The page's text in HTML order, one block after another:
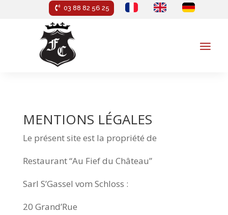
03 88 82 56 25
MENTIONS LÉGALES
Le présent site est la propriété de
Restaurant “Au Fief du Château”
Sarl S’Gassel vom Schloss :
20 Grand’Rue